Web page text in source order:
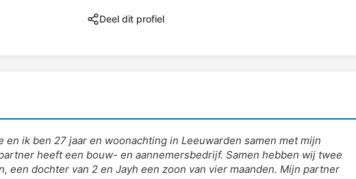
Deel dit profiel
en ik ben 27 jaar en woonachting in Leeuwarden samen met mijn
heeft een bouw- en aannemersbedrijf. Samen hebben wij twee
een dochter van 2 en Jayh een zoon van vier maanden. Mijn partner